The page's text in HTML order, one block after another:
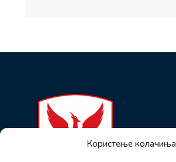
Користење колачиња